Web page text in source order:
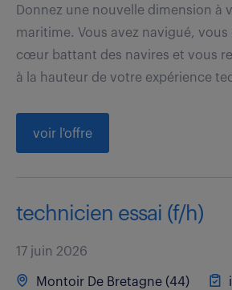
Donnez une nouvelle dimension à
maritime. Vous avez navigué, vous
cœur battant des navires et vous
à la hauteur de votre expérience
voir l'offre
technicien essai (f/h)
17 juin 2026
Montoir De Bretagne (44)